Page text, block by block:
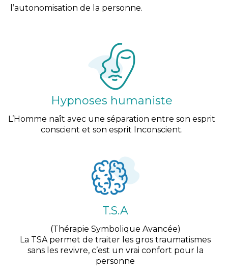
l’autonomisation de la personne.
Hypnoses humaniste
L’Homme naît avec une séparation entre son esprit
conscient et son esprit Inconscient.
T.S.A
(Thérapie Symbolique Avancée)
La TSA permet de traiter les gros traumatismes
sans les revivre, c’est un vrai confort pour la
personne